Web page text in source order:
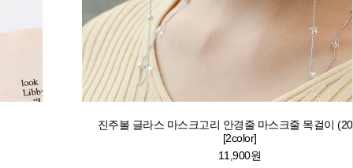
진주볼 글라스 마스크고리 안경줄 마스크줄 목걸이
[2color]
11,900원